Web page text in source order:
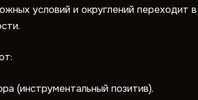
условий и округлений переходит
(инструментальный позитив).